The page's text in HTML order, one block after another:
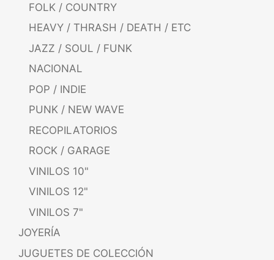
FOLK / COUNTRY
HEAVY / THRASH / DEATH / ETC
JAZZ / SOUL / FUNK
NACIONAL
POP / INDIE
PUNK / NEW WAVE
RECOPILATORIOS
ROCK / GARAGE
VINILOS 10"
VINILOS 12"
VINILOS 7"
JOYERÍA
JUGUETES DE COLECCIÓN